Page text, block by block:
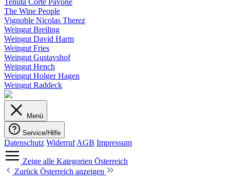
Tenuta Corte Pavone
The Wine People
Vignoble Nicolas Therez
Weingut Breiling
Weingut David Harm
Weingut Fries
Weingut Gustavshof
Weingut Hench
Weingut Holger Hagen
Weingut Raddeck
Menü
Service/Hilfe
Datenschutz Widerruf AGB Impressum
Zeige alle Kategorien Österreich
Zurück Österreich anzeigen